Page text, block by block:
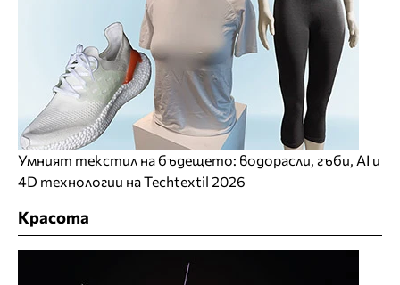
Умният текстил на бъдещето: водорасли, гъби, AI и
4D технологии на Techtextil 2026
Красота